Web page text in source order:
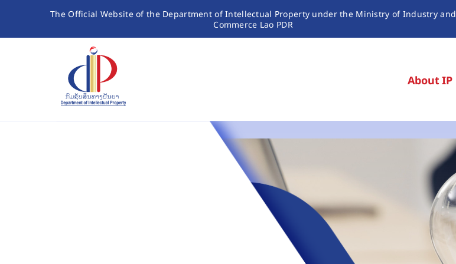
The Official Website of the Department of Intellectual Property under the Ministry of Industry and
Commerce Lao PDR
About IP